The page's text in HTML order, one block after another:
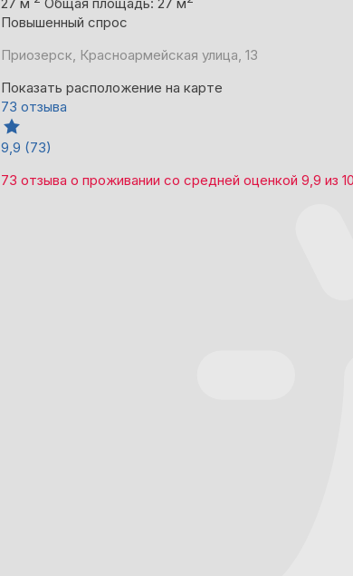
Повышенный спрос
Приозерск, Красноармейская улица, 13
Показать расположение на карте
73 отзыва
9,9 (73)
73 отзыва о проживании со средней оценкой 9,9 из